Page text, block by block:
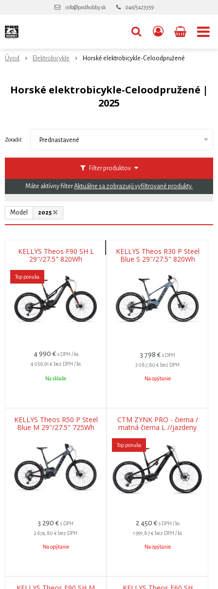
info@pndhobby.sk 046/5423359
Úvod Elektrobicykle Horské elektrobicykle-Celoodpružené
Horské elektrobicykle-Celoodpružené |
2025
Filter produktov
Zoradiť: Prednastavené
Máte aktívny filterAktuálne sa zobrazujú vyfiltrované produkty.
Model 2025
KELLYS Theos F90 SH L
29"/27.5" 820Wh
Top ponuka
4 990 € s DPH / ks
4 056,91 € bez DPH / ks
Na sklade
KELLYS Theos R30 P Steel
Blue S 29"/27.5" 820Wh
3 798 € s DPH
3 087,80 € bez DPH
Na opýtanie
KELLYS Theos R50 P Steel
Blue M 29"/27.5" 725Wh
3 290 € s DPH
2 674,80 € bez DPH
Na opýtanie
CTM ZYNK PRO - čierna /
matná čierna L //jazdeny
250 km // záruka .
Top ponuka
2 450 € s DPH / ks
1 991,87 € bez DPH / ks
Na opýtanie